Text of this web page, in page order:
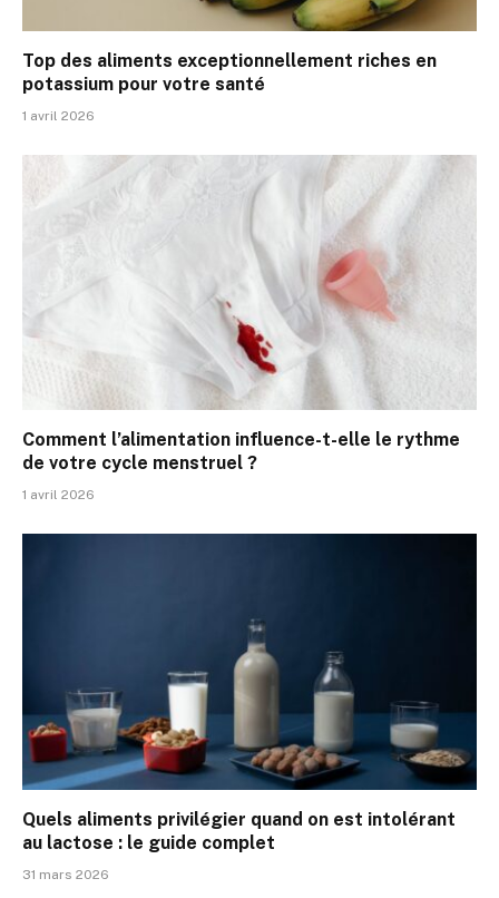
Top des aliments exceptionnellement riches en
potassium pour votre santé
1 avril 2026
Comment l’alimentation influence-t-elle le rythme
de votre cycle menstruel ?
1 avril 2026
Quels aliments privilégier quand on est intolérant
au lactose : le guide complet
31 mars 2026